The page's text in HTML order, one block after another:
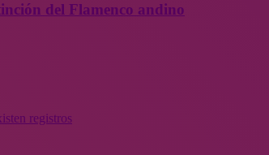
del Flamenco andino
registros